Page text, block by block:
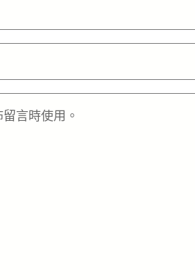
言時使用。